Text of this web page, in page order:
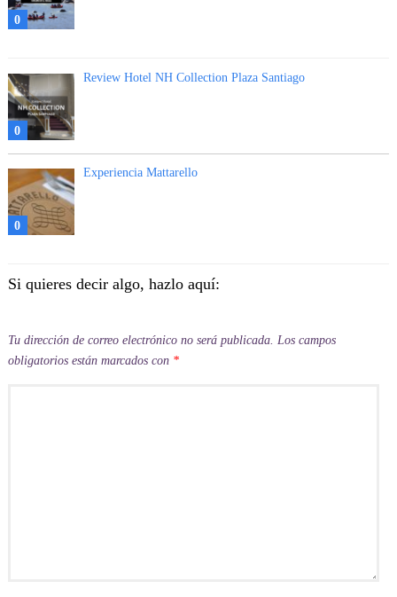
0
0
Review Hotel NH Collection Plaza Santiago
0
Experiencia Mattarello
Si quieres decir algo, hazlo aquí:
Tu dirección de correo electrónico no será publicada. Los campos
obligatorios están marcados con *